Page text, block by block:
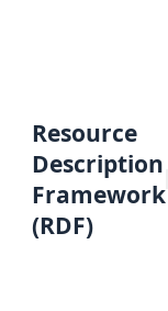
Resource
Description
Framework
(RDF)